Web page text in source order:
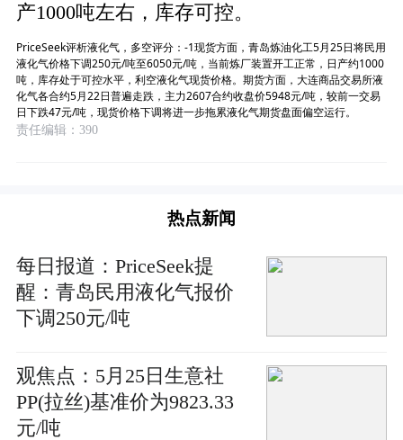
产1000吨左右，库存可控。
PriceSeek评析液化气，多空评分：-1现货方面，青岛炼油化工5月25日将民用
液化气价格下调250元/吨至6050元/吨，当前炼厂装置开工正常，日产约1000
吨，库存处于可控水平，利空液化气现货价格。期货方面，大连商品交易所液
化气各合约5月22日普遍走跌，主力2607合约收盘价5948元/吨，较前一交易
日下跌47元/吨，现货价格下调将进一步拖累液化气期货盘面偏空运行。
责任编辑：390
热点新闻
每日报道：PriceSeek提
醒：青岛民用液化气报价
下调250元/吨
观焦点：5月25日生意社
PP(拉丝)基准价为9823.33
元/吨